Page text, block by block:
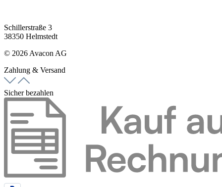
Schillerstraße 3
38350 Helmstedt
© 2026 Avacon AG
Zahlung & Versand
Sicher bezahlen